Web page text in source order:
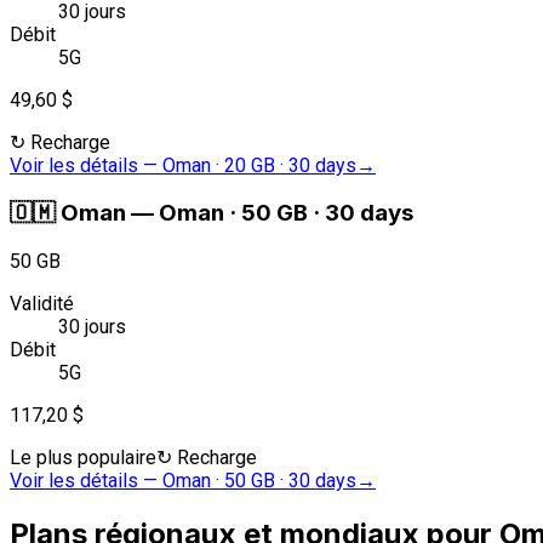
30 jours
Débit
5G
49,60 $
↻ Recharge
Voir les détails — Oman · 20 GB · 30 days →
🇴🇲 Oman — Oman · 50 GB · 30 days
50 GB
Validité
30 jours
Débit
5G
117,20 $
Le plus populaire↻ Recharge
Voir les détails — Oman · 50 GB · 30 days →
Plans régionaux et mondiaux pour